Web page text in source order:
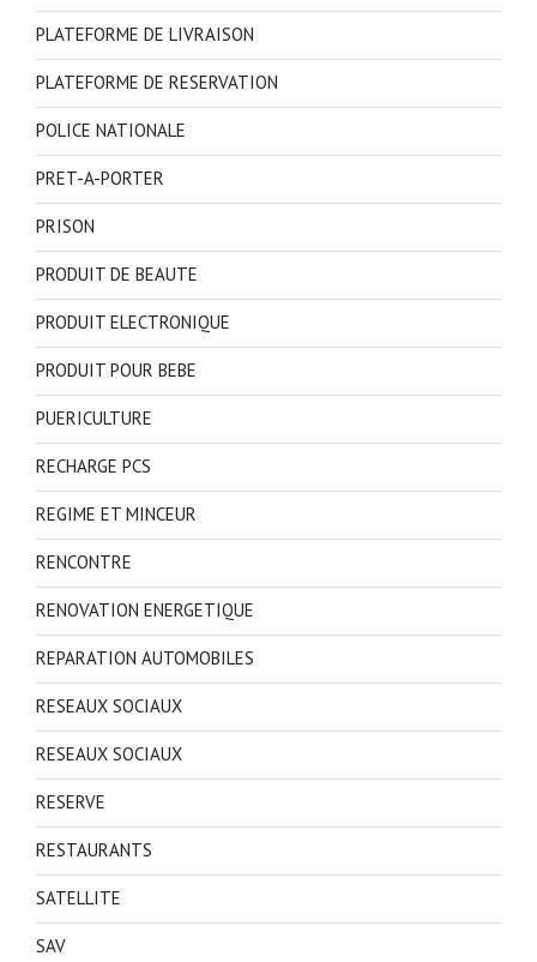
PLATEFORME DE LIVRAISON
PLATEFORME DE RESERVATION
POLICE NATIONALE
PRET-A-PORTER
PRISON
PRODUIT DE BEAUTE
PRODUIT ELECTRONIQUE
PRODUIT POUR BEBE
PUERICULTURE
RECHARGE PCS
REGIME ET MINCEUR
RENCONTRE
RENOVATION ENERGETIQUE
REPARATION AUTOMOBILES
RESEAUX SOCIAUX
RESEAUX SOCIAUX
RESERVE
RESTAURANTS
SATELLITE
SAV